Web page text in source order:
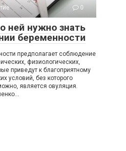
0
ней нужно знать
беременности
предполагает соблюдение
физиологических,
приведут к благоприятному
условий, без которого
является овуляция.